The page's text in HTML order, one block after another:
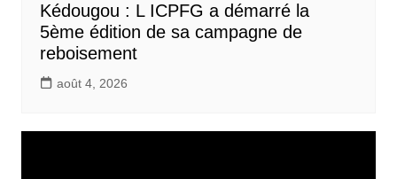
Kédougou : L ICPFG a démarré la
5ème édition de sa campagne de
reboisement
août 4, 2026